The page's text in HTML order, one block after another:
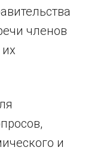
членов
и